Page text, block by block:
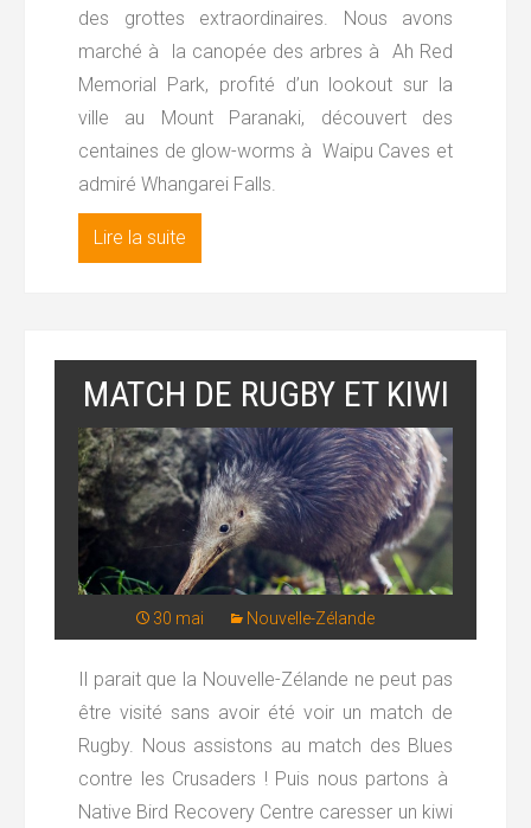
des grottes extraordinaires. Nous avons
marché à la canopée des arbres à Ah Red
Memorial Park, profité d’un lookout sur la
ville au Mount Paranaki, découvert des
centaines de glow-worms à Waipu Caves et
admiré Whangarei Falls.
Lire la suite
MATCH DE RUGBY ET KIWI
30 mai Nouvelle-Zélande
Il parait que la Nouvelle-Zélande ne peut pas
être visité sans avoir été voir un match de
Rugby. Nous assistons au match des Blues
contre les Crusaders ! Puis nous partons à
Native Bird Recovery Centre caresser un kiwi